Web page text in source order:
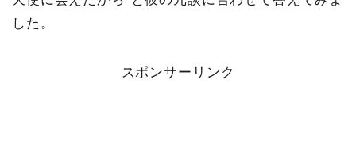
した。
スポンサーリンク